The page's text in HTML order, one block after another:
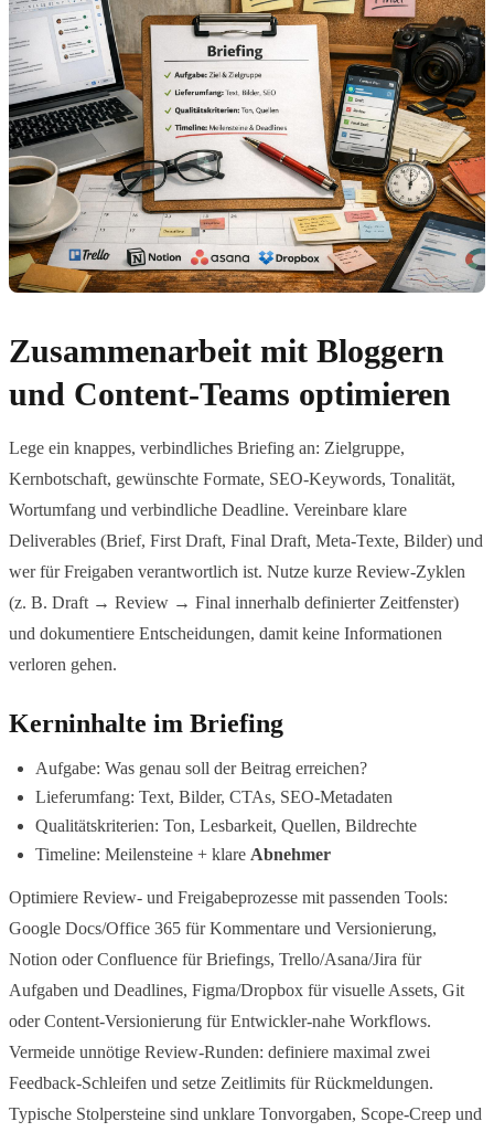
Zusammenarbeit mit Bloggern
und Content-Teams optimieren
Lege ein knappes, verbindliches Briefing an: Zielgruppe,
Kernbotschaft, gewünschte Formate, SEO-Keywords, Tonalität,
Wortumfang und verbindliche Deadline. Vereinbare klare
Deliverables (Brief, First Draft, Final Draft, Meta-Texte, Bilder) und
wer für Freigaben verantwortlich ist. Nutze kurze Review-Zyklen
(z. B. Draft → Review → Final innerhalb definierter Zeitfenster)
und dokumentiere Entscheidungen, damit keine Informationen
verloren gehen.
Kerninhalte im Briefing
Aufgabe: Was genau soll der Beitrag erreichen?
Lieferumfang: Text, Bilder, CTAs, SEO-Metadaten
Qualitätskriterien: Ton, Lesbarkeit, Quellen, Bildrechte
Timeline: Meilensteine + klare Abnehmer
Optimiere Review- und Freigabeprozesse mit passenden Tools:
Google Docs/Office 365 für Kommentare und Versionierung,
Notion oder Confluence für Briefings, Trello/Asana/Jira für
Aufgaben und Deadlines, Figma/Dropbox für visuelle Assets, Git
oder Content-Versionierung für Entwickler-nahe Workflows.
Vermeide unnötige Review-Runden: definiere maximal zwei
Feedback-Schleifen und setze Zeitlimits für Rückmeldungen.
Typische Stolpersteine sind unklare Tonvorgaben, Scope-Creep und